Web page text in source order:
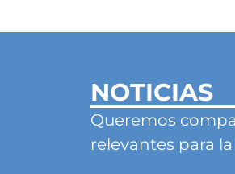
NOTICIAS
Queremos
relevantes para